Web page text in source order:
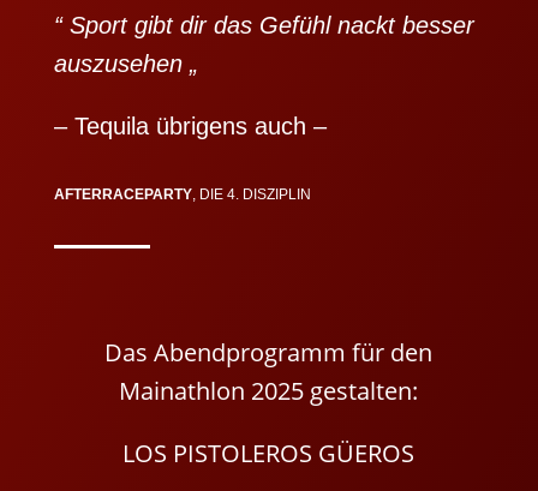
“ Sport gibt dir das Gefühl nackt besser
auszusehen „
– Tequila übrigens auch –
AFTERRACEPARTY, DIE 4. DISZIPLIN
Das Abendprogramm für den
Mainathlon 2025 gestalten:
LOS PISTOLEROS GÜEROS